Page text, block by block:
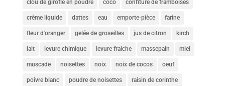
clou de girofle en poudre coco confiture de framboises
crème liquide dattes eau emporte-pièce farine
fleur d'oranger gelée de groseilles jus de citron kirch
lait levure chimique levure fraiche massepain miel
muscade noisettes noix noix de cocos oeuf
poivre blanc poudre de noisettes raisin de corinthe